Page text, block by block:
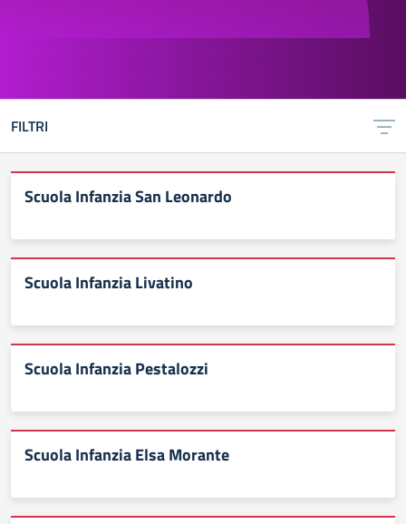
FILTRI
Scuola Infanzia San Leonardo
Scuola Infanzia Livatino
Scuola Infanzia Pestalozzi
Scuola Infanzia Elsa Morante